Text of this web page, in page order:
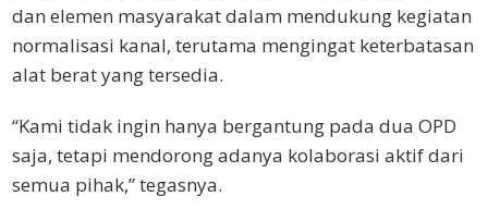
dan elemen masyarakat dalam mendukung kegiatan
normalisasi kanal, terutama mengingat keterbatasan
alat berat yang tersedia.
“Kami tidak ingin hanya bergantung pada dua OPD
saja, tetapi mendorong adanya kolaborasi aktif dari
semua pihak,” tegasnya.